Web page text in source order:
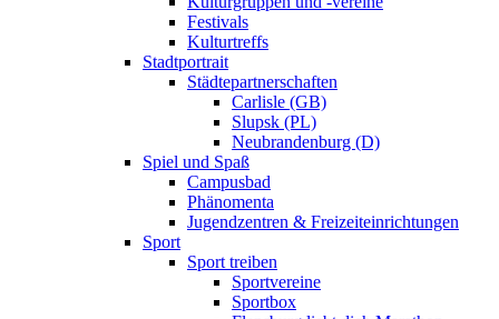
Festivals
Kulturtreffs
Stadtportrait
Städtepartnerschaften
Carlisle (GB)
Slupsk (PL)
Neubrandenburg (D)
Spiel und Spaß
Campusbad
Phänomenta
Jugendzentren & Freizeiteinrichtungen
Sport
Sport treiben
Sportvereine
Sportbox